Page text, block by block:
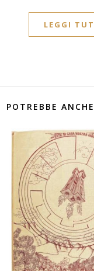
LEGGI
POTREBBE